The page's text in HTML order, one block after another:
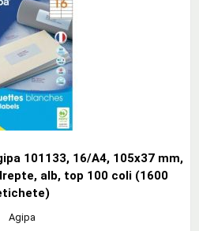
101133, 16/A4, 105x37 mm,
alb, top 100 coli (1600
Agipa